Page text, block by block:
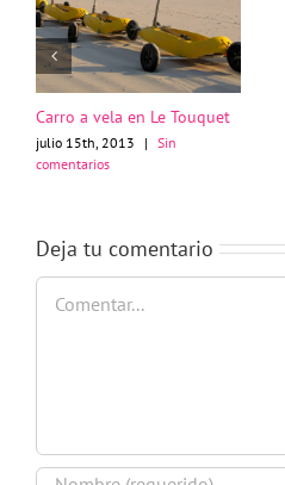
Carro a vela en Le Touquet
julio 15th, 2013 | Sin
comentarios
Deja tu comentario
Comentar